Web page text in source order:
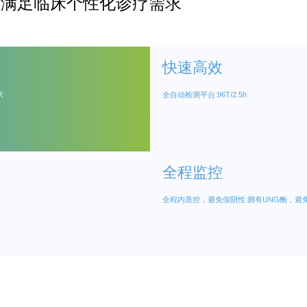
足临床个性化诊疗需求
快速高效
全自动检测平台:96T/2.5h
全程监控
全程内质控，避免假阴性:拥有UNG酶，避